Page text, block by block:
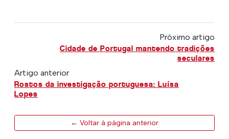
Próximo artigo
Cidade de Portugal mantendo tradições
seculares
Artigo anterior
Rostos da investigação portuguesa: Luísa
Lopes
← Voltar à página anterior